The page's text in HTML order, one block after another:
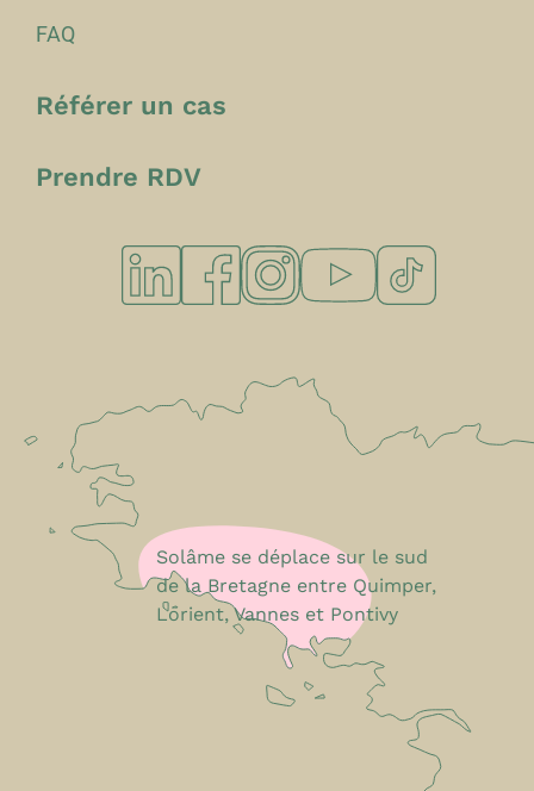
FAQ
Référer un cas
Prendre RDV
Solâme se déplace sur le sud
de la Bretagne entre Quimper,
Lorient, Vannes et Pontivy